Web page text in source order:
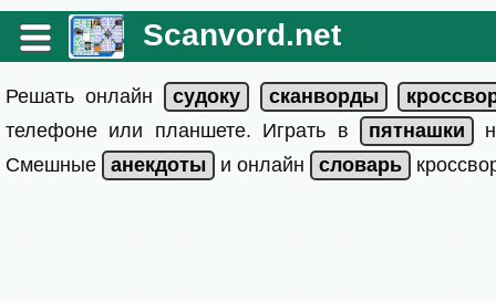
Scanvord.net
Решать онлайн
телефоне или планшете. Играть в
Смешные
и онлайн